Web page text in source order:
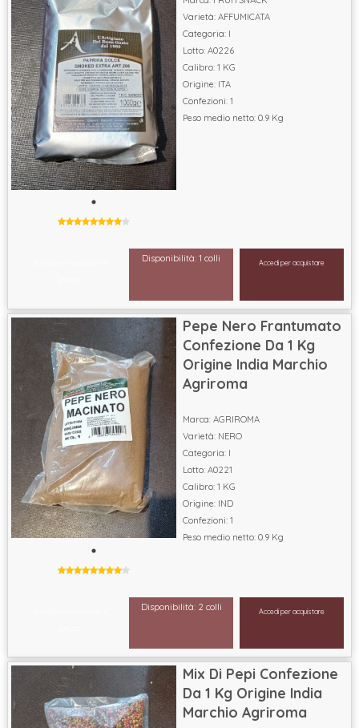
Varietà: AFFUMICATA
Categoria: I
Lotto: A0226
Calibro: 1 KG
Origine: ITA
Confezioni: 1
Peso medio netto: 0.9 Kg
Disponibilità: 1 colli Accedi per acquistare
Pepe Nero Frantumato
Confezione Da 1 Kg
Origine India Marchio
Agriroma
Marca: AGRIROMA
Varietà: NERO
Categoria: I
Lotto: A0221
Calibro: 1 KG
Origine: IND
Confezioni: 1
Peso medio netto: 0.9 Kg
Disponibilità: 2 colli Accedi per acquistare
Mix Di Pepi Confezione
Da 1 Kg Origine India
Marchio Agriroma